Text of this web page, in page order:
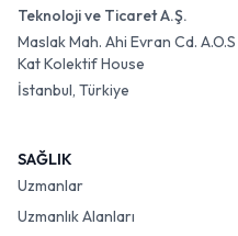
Teknoloji ve Ticaret A.Ş.
Maslak Mah. Ahi Evran Cd.
Kat Kolektif House
İstanbul, Türkiye
SAĞLIK
Uzmanlar
Uzmanlık Alanları